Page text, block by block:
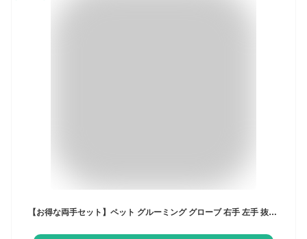
【お得な両手セット】ペット グルーミング グローブ 右手 左手 抜け毛 ブラシ 毛玉 除去 右手用 マッサージ お手入れ トリミング 犬 グルーミンググローブ 手袋 てぶくろ